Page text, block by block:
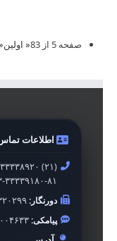
صفحه 5 از 83 « اولین
اطلاعات
۰۲۳-
۰۲۳-
دورنگار:۰۲۳-
پیامکی: